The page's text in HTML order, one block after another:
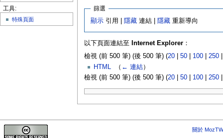
篩選
顯示 引用 | 隱藏 連結 | 隱藏 重新導向
以下頁面連結至 Internet Explorer：
檢視 (前 500 筆) (後 500 筆) (20| 50| 100| 250
HTML‎ （ ← 連結）
檢視 (前 500 筆) (後 500 筆) (20| 50| 100| 250
工具:
特殊頁面
關於